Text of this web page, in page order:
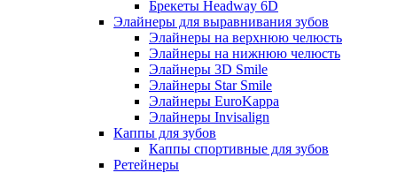
Брекеты Headway 6D
Элайнеры для выравнивания зубов
Элайнеры на верхнюю челюсть
Элайнеры на нижнюю челюсть
Элайнеры 3D Smile
Элайнеры Star Smile
Элайнеры EuroKappa
Элайнеры Invisalign
Каппы для зубов
Каппы спортивные для зубов
Ретейнеры